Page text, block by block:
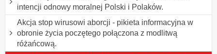
intencji odnowy moralnej Polski i Polaków.
Akcja stop wirusowi aborcji - pikieta informacyjna w
obronie życia poczętego połączona z modlitwą
różańcową.